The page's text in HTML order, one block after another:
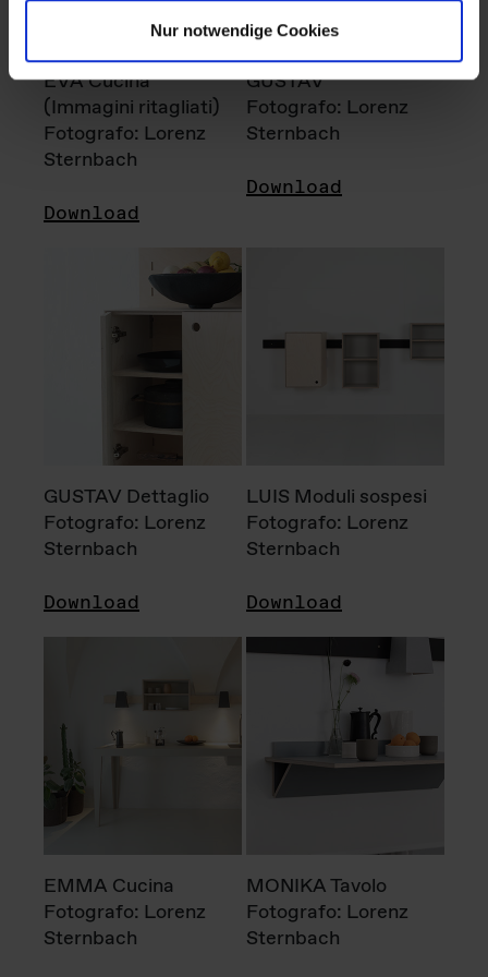
Nur notwendige Cookies
EVA Cucina
(Immagini ritagliati)
Fotografo: Lorenz
Sternbach
Download
GUSTAV
Fotografo: Lorenz
Sternbach
Download
GUSTAV Dettaglio
Fotografo: Lorenz
Sternbach
Download
LUIS Moduli sospesi
Fotografo: Lorenz
Sternbach
Download
EMMA Cucina
Fotografo: Lorenz
Sternbach
MONIKA Tavolo
Fotografo: Lorenz
Sternbach